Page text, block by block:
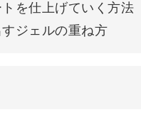
クセサリーのようなア
を仕上げていく方法
ジェルの重ね方